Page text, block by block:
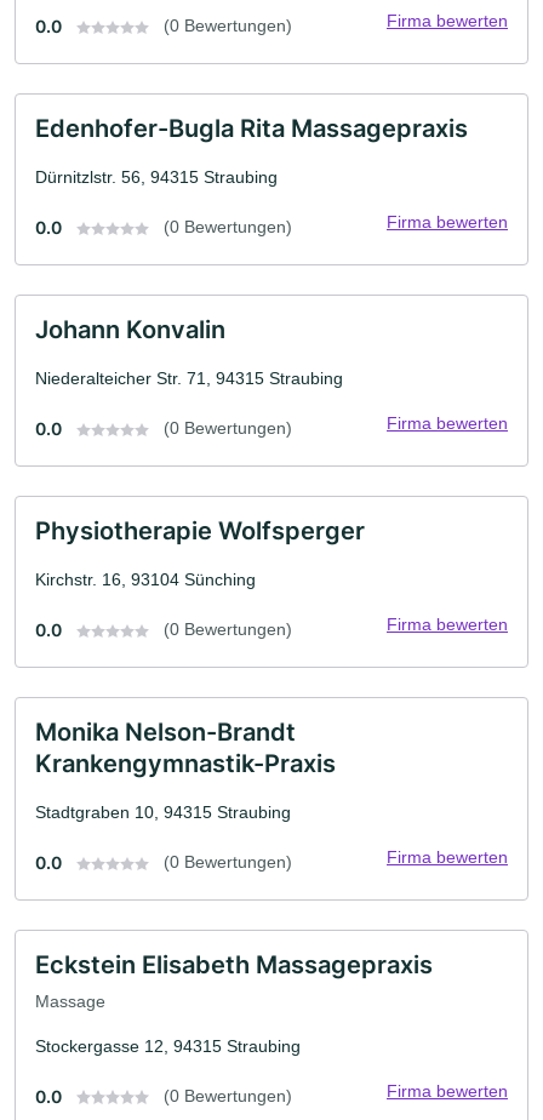
0.0 (0 Bewertungen) Firma bewerten
Edenhofer-Bugla Rita Massagepraxis
Dürnitzlstr. 56, 94315 Straubing
0.0 (0 Bewertungen) Firma bewerten
Johann Konvalin
Niederalteicher Str. 71, 94315 Straubing
0.0 (0 Bewertungen) Firma bewerten
Physiotherapie Wolfsperger
Kirchstr. 16, 93104 Sünching
0.0 (0 Bewertungen) Firma bewerten
Monika Nelson-Brandt
Krankengymnastik-Praxis
Stadtgraben 10, 94315 Straubing
0.0 (0 Bewertungen) Firma bewerten
Eckstein Elisabeth Massagepraxis
Massage
Stockergasse 12, 94315 Straubing
0.0 (0 Bewertungen) Firma bewerten